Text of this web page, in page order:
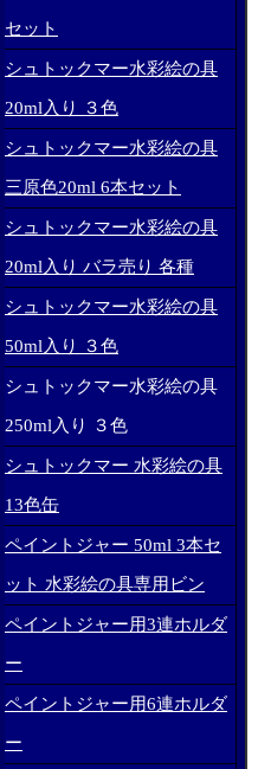
セット
シュトックマー水彩絵の具
20ml入り ３色
シュトックマー水彩絵の具
三原色20ml 6本セット
シュトックマー水彩絵の具
20ml入り バラ売り 各種
シュトックマー水彩絵の具
50ml入り ３色
シュトックマー水彩絵の具
250ml入り ３色
シュトックマー 水彩絵の具
13色缶
ペイントジャー 50ml 3本セ
ット 水彩絵の具専用ビン
ペイントジャー用3連ホルダ
ー
ペイントジャー用6連ホルダ
ー